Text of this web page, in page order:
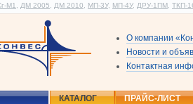
М1 ДМ 2005 ДМ 2010 МП-3У, МП-4У, ДРУ-1ПМ ТКП-
О компании
Новости и
Контактная
КАТАЛОГ
ПРАЙС-ЛИСТ